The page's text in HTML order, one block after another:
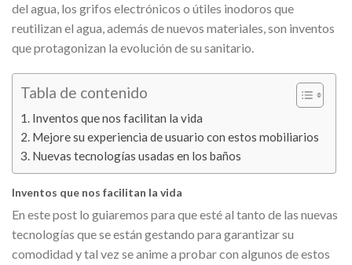
del agua, los grifos electrónicos o útiles inodoros que
reutilizan el agua, además de nuevos materiales, son inventos
que protagonizan la evolución de su sanitario.
Tabla de contenido
Inventos que nos facilitan la vida
Mejore su experiencia de usuario con estos mobiliarios
Nuevas tecnologías usadas en los baños
Inventos que nos facilitan la vida
En este post lo guiaremos para que esté al tanto de las nuevas
tecnologías que se están gestando para garantizar su
comodidad y tal vez se anime a probar con algunos de estos